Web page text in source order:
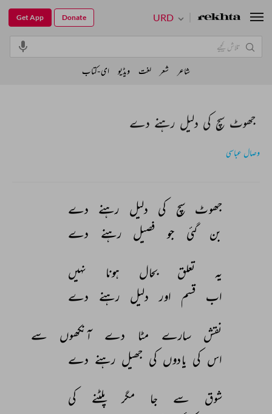
جھوٹ سچ کی دلیل رہنے دے
وصال عباسی
جھوٹ سچ کی دلیل رہنے
دے
بن
گئی جو فصیل رہنے دے
یہ تعلق بحال ہونا
نہیں
اب
قسم اور دلیل رہنے دے
نقش سارے مٹا دے آنکھوں
سے
اس کی یادوں کی جھیل رہنے دے
شوق سے جا مگر پلٹنے
کی
URD
Get App Donate
شاعر شعر لغت ویڈیو ای-کتاب